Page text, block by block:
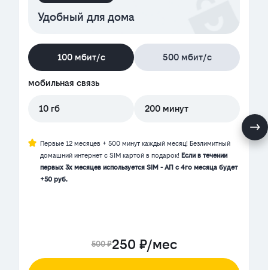
Удобный для дома
100 мбит/с 500 мбит/с
мобильная связь
10 гб 200 минут
Первые 12 месяцев + 500 минут каждый месяц! Безлимитный
домашний интернет с SIM картой в подарок! Если в течении
первых 3х месяцев используется SIM - АП с 4го месяца будет
+50 руб.
500 ₽250 ₽/мес